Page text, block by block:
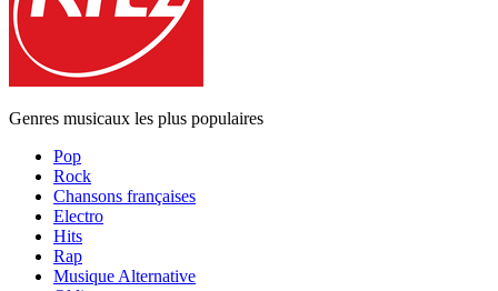
Genres musicaux les plus populaires
Pop
Rock
Chansons françaises
Electro
Hits
Rap
Musique Alternative